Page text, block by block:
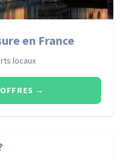
en France
locaux
→